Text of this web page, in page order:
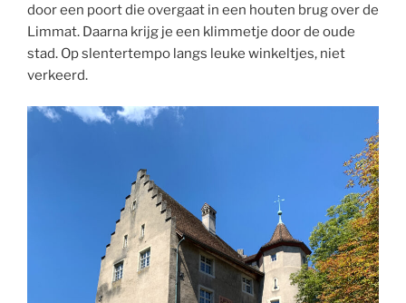
door een poort die overgaat in een houten brug over de
Limmat. Daarna krijg je een klimmetje door de oude
stad. Op slentertempo langs leuke winkeltjes, niet
verkeerd.